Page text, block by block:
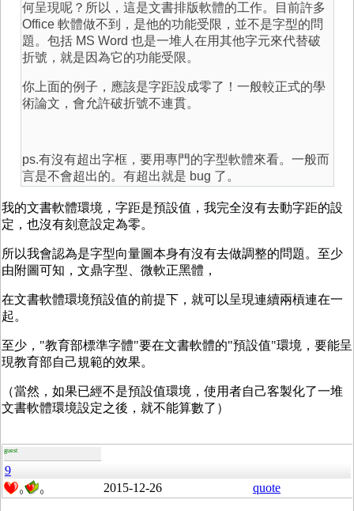
何呈現呢？所以，這是文書排版軟體的工作。目前許多
Office 軟體做不到，是他的功能受限，並不是字型的問
題。包括 MS Word 也是一堆人在用其他字元來代替破
折號，就是因為它的功能受限。
你上面的例子，應該是字距設成零了！一般較正式的學
術論文，會允許破折號不連貫。
ps.有沒有超出字框，要用專門的字型軟體來看。一般而
言是不會超出的。有超出就是 bug 了。
我的文書軟體環境，字距是預設值，我完全沒有去動字距的設
定，也沒有刻意設定為零。
所以我會認為是字型向量圖本身有沒有去做調整的問題。至少
由附圖可知，文鼎字型、微軟正黑體，
在文書軟體環境預設值的前提下，就可以呈現連續兩槓連在一
起。
至少，"教育部標準字體"要在文書軟體的"預設值"環境，要能呈
現教育部自己規範的效果。
（當然，如果已經不是預設值環境，使用者自己客製化了一堆
文書軟體環境設定之後，就不能算數了）
guest
9
0 0 2015-12-26 quote